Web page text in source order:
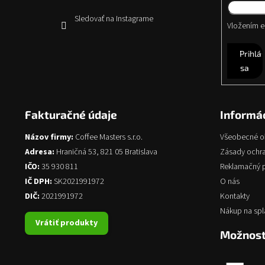
Sledovať na Instagrame
Vložením
Prihlásiť
sa
Fakturačné údaje
Názov firmy: Coffee Masters s.r.o.
Adresa: Hraničná 53, 821 05 Bratislava
IČO: 35 930 811
IČ DPH: SK2021991972
DIČ: 2021991972
Vrátiť produkty
Všeobecné
Zásady
Reklamačný
O nás
Kontakty
Nákup na